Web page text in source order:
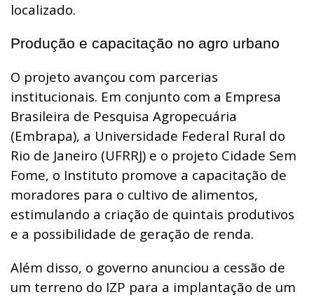
localizado.
Produção e capacitação no agro urbano
O projeto avançou com parcerias
institucionais. Em conjunto com a Empresa
Brasileira de Pesquisa Agropecuária
(Embrapa), a Universidade Federal Rural do
Rio de Janeiro (UFRRJ) e o projeto Cidade Sem
Fome, o Instituto promove a capacitação de
moradores para o cultivo de alimentos,
estimulando a criação de quintais produtivos
e a possibilidade de geração de renda.
Além disso, o governo anunciou a cessão de
um terreno do IZP para a implantação de um